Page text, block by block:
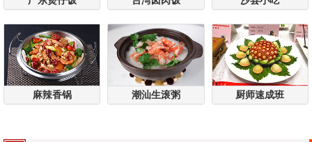
麻辣香锅 潮汕生滚粥 厨师速成班